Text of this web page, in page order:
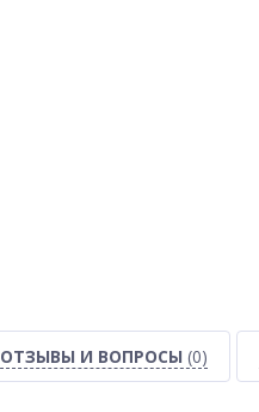
ОТЗЫВЫ И ВОПРОСЫ (0)